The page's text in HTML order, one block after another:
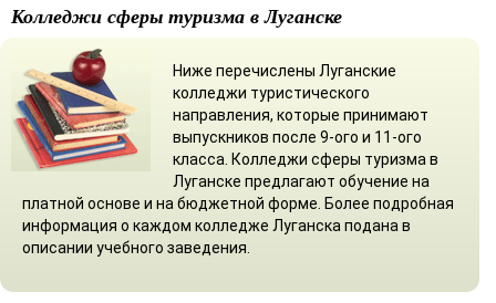
Колледжи сферы туризма в Луганске
Ниже перечислены Луганские
колледжи туристического
направления, которые принимают
выпускников после 9-ого и 11-ого
класса. Колледжи сферы туризма в
Луганске предлагают обучение на
платной основе и на бюджетной форме. Более подробная
информация о каждом колледже Луганска подана в
описании учебного заведения.